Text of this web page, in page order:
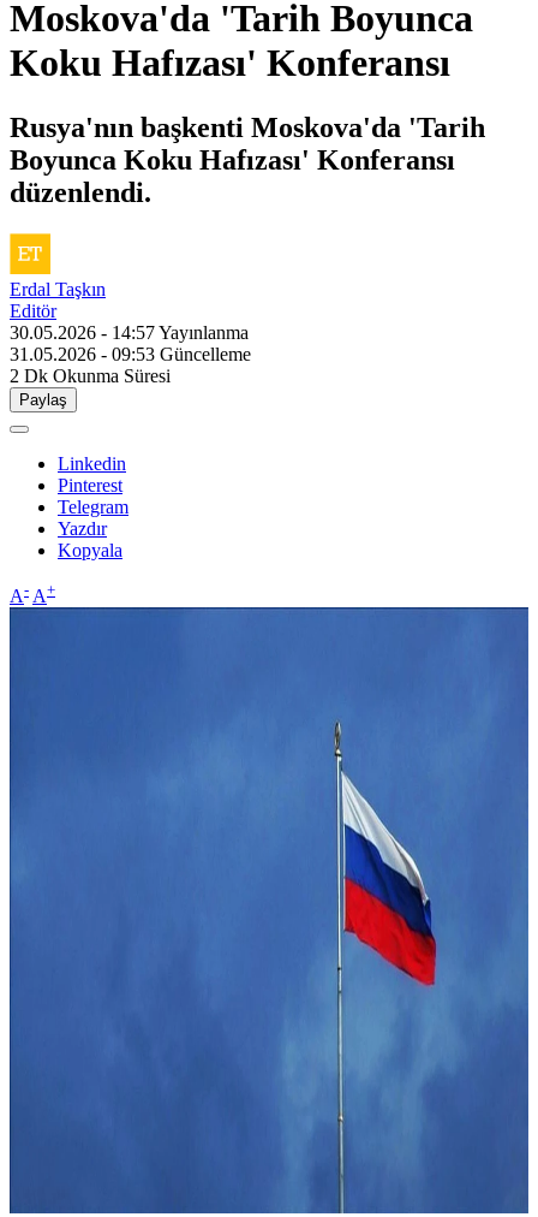
Moskova'da 'Tarih Boyunca
Koku Hafızası' Konferansı
Rusya'nın başkenti Moskova'da 'Tarih
Boyunca Koku Hafızası' Konferansı
düzenlendi.
Erdal Taşkın
Editör
30.05.2026 - 14:57Yayınlanma
31.05.2026 - 09:53 Güncelleme
2 Dk Okunma Süresi
Paylaş
Linkedin
Pinterest
Telegram
Yazdır
Kopyala
A- A+